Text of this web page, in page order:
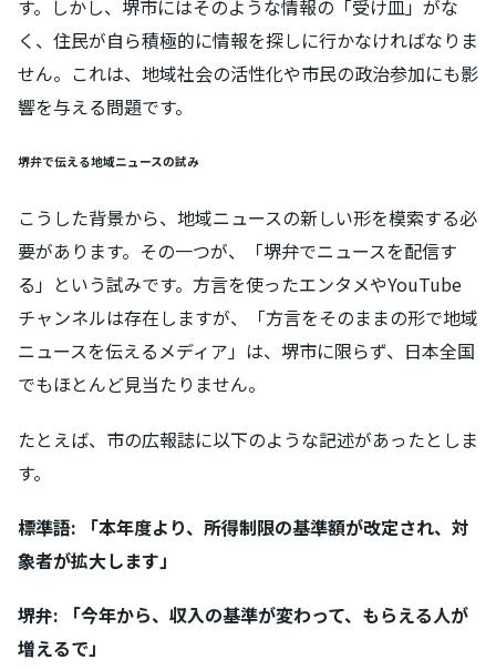
す。しかし、堺市にはそのような情報の「受け皿」がな
く、住民が自ら積極的に情報を探しに行かなければなりま
せん。これは、地域社会の活性化や市民の政治参加にも影
響を与える問題です。
堺弁で伝える地域ニュースの試み
こうした背景から、地域ニュースの新しい形を模索する必
要があります。その一つが、「堺弁でニュースを配信す
る」という試みです。方言を使ったエンタメやYouTube
チャンネルは存在しますが、「方言をそのままの形で地域
ニュースを伝えるメディア」は、堺市に限らず、日本全国
でもほとんど見当たりません。
たとえば、市の広報誌に以下のような記述があったとしま
す。
標準語: 「本年度より、所得制限の基準額が改定され、対
象者が拡大します」
堺弁: 「今年から、収入の基準が変わって、もらえる人が
増えるで」